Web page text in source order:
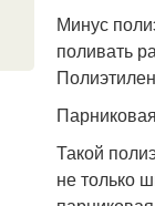
Минус
поливать
Такой
не только